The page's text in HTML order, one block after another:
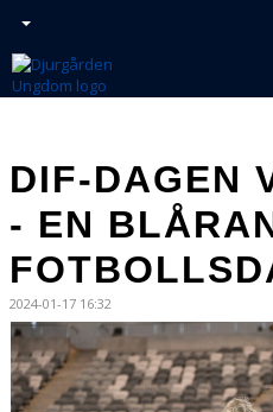
DIF-DAGEN
- EN
2024-01-17 16:32